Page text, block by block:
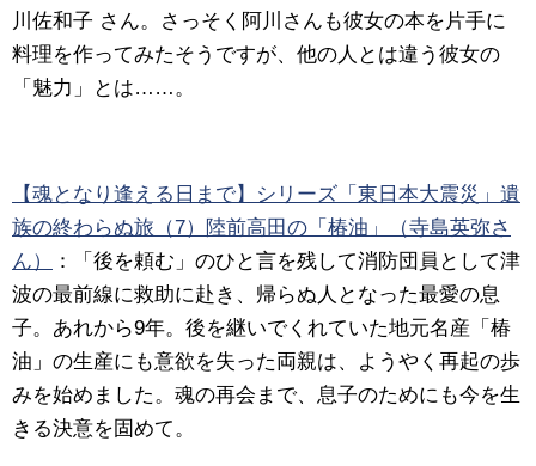
川佐和子 さん。さっそく阿川さんも彼女の本を片手に
料理を作ってみたそうですが、他の人とは違う彼女の
「魅力」とは……。
【魂となり逢える日まで】シリーズ「東日本大震災」遺
族の終わらぬ旅（7）陸前高田の「椿油」（寺島英弥さ
ん）
：「後を頼む」のひと言を残して消防団員として津
波の最前線に救助に赴き、帰らぬ人となった最愛の息
子。あれから9年。後を継いでくれていた地元名産「椿
油」の生産にも意欲を失った両親は、ようやく再起の歩
みを始めました。魂の再会まで、息子のためにも今を生
きる決意を固めて。